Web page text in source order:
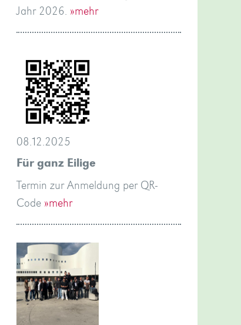
Jahr 2026. »mehr
08.12.2025
Für ganz Eilige
Termin zur Anmeldung per QR-
Code »mehr